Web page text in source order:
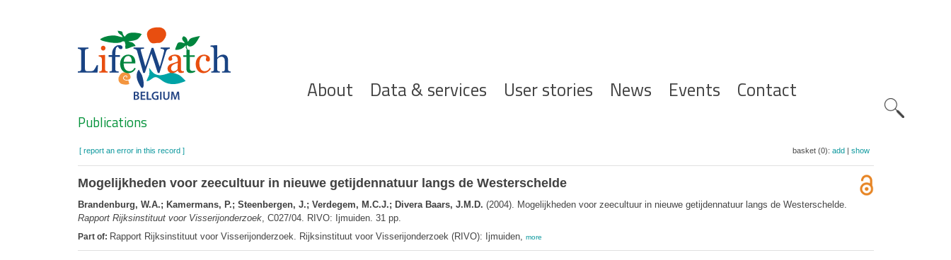
Hoofdnavigatie
About Data & services User stories News Events Contact
Search
Publications
[ report an error in this record ] basket (0): add| show
Mogelijkheden voor zeecultuur in nieuwe getijdennatuur langs de Westerschelde
Brandenburg, W.A.; Kamermans, P.; Steenbergen, J.; Verdegem, M.C.J.; Divera Baars, J.M.D. (2004). Mogelijkheden voor zeecultuur in nieuwe getijdennatuur langs de Westerschelde.
Rapport Rijksinstituut voor Visserijonderzoek, C027/04. RIVO: Ijmuiden. 31 pp.
Part of: Rapport Rijksinstituut voor Visserijonderzoek. Rijksinstituut voor Visserijonderzoek (RIVO): Ijmuiden, more